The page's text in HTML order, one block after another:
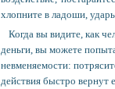
хлопните в ладоши,
Когда вы видите, как
деньги, вы можете
невменяемости:
действия быстро вернут